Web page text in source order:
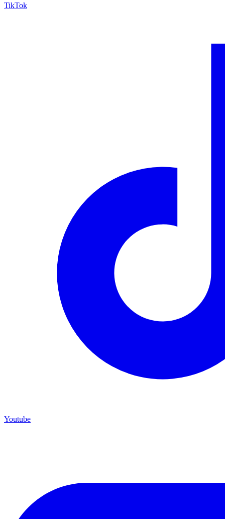
TikTok
Youtube